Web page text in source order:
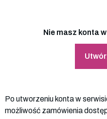
Nie masz konta
Po utworzeniu konta w
możliwość zamówienia